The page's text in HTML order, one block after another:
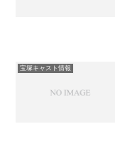
宝塚キャスト情報